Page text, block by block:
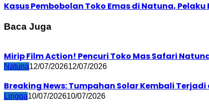
Kasus Pembobolan Toko Emas di Natuna,
Baca Juga
Mirip Film Action! Pencuri Toko Mas Safari
Natuna12/07/202612/07/2026
Breaking News: Tumpahan Solar Kembali
Lingga10/07/202610/07/2026